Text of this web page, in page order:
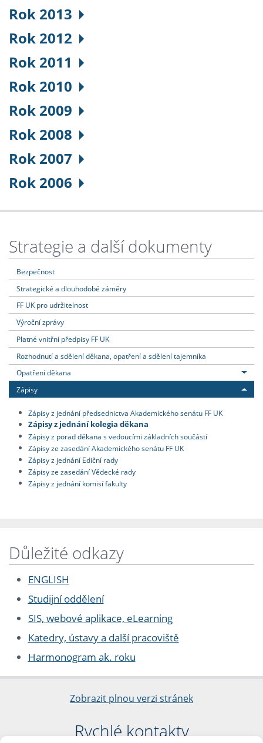
Rok 2013
Rok 2012
Rok 2011
Rok 2010
Rok 2009
Rok 2008
Rok 2007
Rok 2006
Strategie a další dokumenty
Bezpečnost
Strategické a dlouhodobé záměry
FF UK pro udržitelnost
Výroční zprávy
Platné vnitřní předpisy FF UK
Rozhodnutí a sdělení děkana, opatření a sdělení tajemníka
Opatření děkana
Zápisy
Zápisy z jednání předsednictva Akademického senátu FF UK
Zápisy z jednání kolegia děkana
Zápisy z porad děkana s vedoucími základních součástí
Zápisy ze zasedání Akademického senátu FF UK
Zápisy z jednání Ediční rady
Zápisy ze zasedání Vědecké rady
Zápisy z jednání komisí fakulty
Důležité odkazy
ENGLISH
Studijní oddělení
SIS, webové aplikace, eLearning
Katedry, ústavy a další pracoviště
Harmonogram ak. roku
Zobrazit plnou verzi stránek
Rychlé kontakty